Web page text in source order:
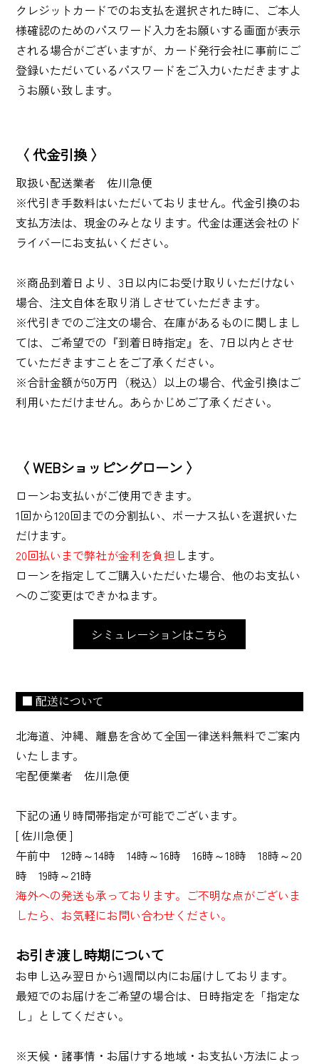
クレジットカードでのお支払を選択された時に、ご本人
様確認のためのパスワード入力をお願いする画面が表示
される場合がございますが、カード発行会社に事前にご
登録いただいているパスワードをご入力いただきますよ
うお願い致します。
〈 代金引換 〉
取扱い配送業者 佐川急便
※代引き手数料はいただいておりません。代金引換のお
支払方法は、現金のみとなります。代金は運送会社のド
ライバーにお支払いください。
※商品到着日より、3日以内にお受け取りいただけない
場合、注文自体を取り消しさせていただきます。
※代引きでのご注文の場合、在庫があるものに関しまし
ては、ご希望での『到着日時指定』を、7日以内とさせ
ていただきますことをご了承ください。
※合計金額が50万円（税込）以上の場合、代金引換はご
利用いただけません。あらかじめご了承ください。
〈 WEBショッピングローン 〉
ローンお支払いがご使用できます。
1回から120回までの分割払い、ボーナス払いを選択いた
だけます。
20回払いまで弊社が金利を負担 します。
ローンを指定してご購入いただいた場合、他のお支払い
へのご変更はできかねます。
シミュレーションはこちら
■ 配送について
北海道、沖縄、離島を含めて全国一律送料無料でご案内
いたします。
宅配便業者 佐川急便
下記の通り時間帯指定が可能でございます。
[ 佐川急便 ]
午前中 12時～14時 14時～16時 16時～18時 18時～20
時 19時～21時
海外への発送も承っております。ご不明な点がございま
したら、お気軽にお問い合わせください。
お引き渡し時期について
お申し込み翌日から1週間以内にお届けしております。
最短でのお届けをご希望の場合は、日時指定を「指定な
し」としてください。
※天候・諸事情・お届けする地域・お支払い方法によっ